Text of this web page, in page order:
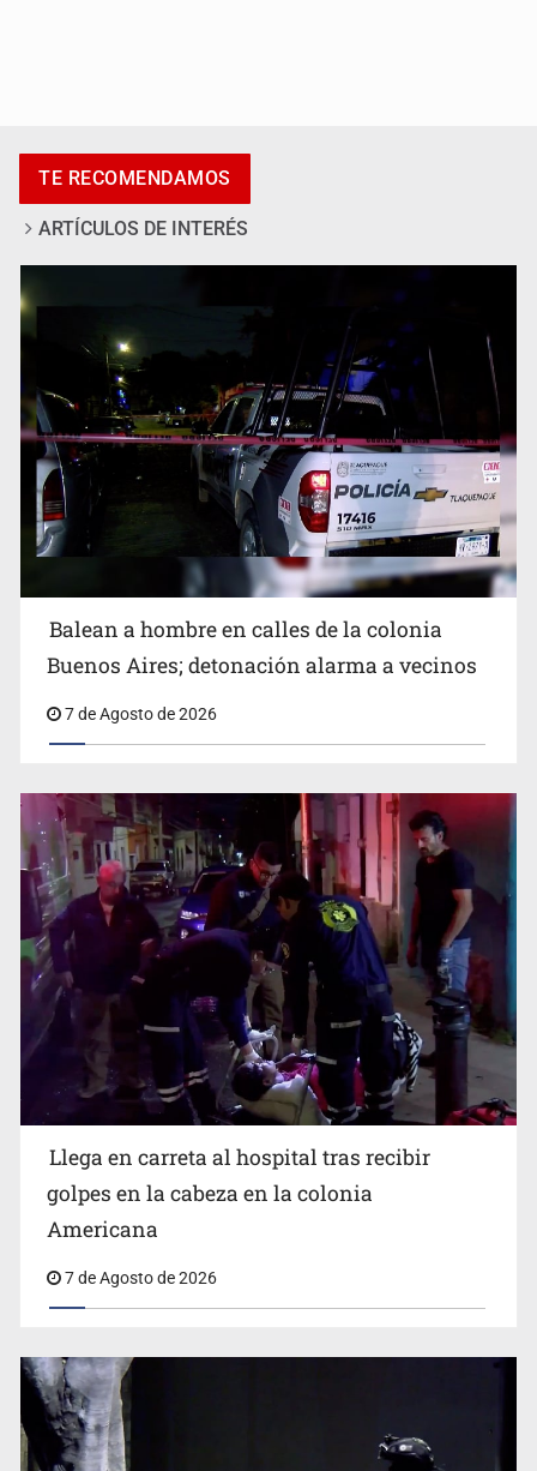
SCJN ordena al Congreso de Jalisco eliminar la
adopción simple
Cae ex mando por agresión a ex pareja y procesan a
agente por abuso a menor
Balean a hombre en calles de la colonia Buenos Aires;
detonación alarma a vecinos
TE RECOMENDAMOS
ARTÍCULOS DE INTERÉS
Balean a hombre en calles de la colonia
Buenos Aires; detonación alarma a vecinos
7 de Agosto de 2026
Llega en carreta al hospital tras recibir
golpes en la cabeza en la colonia
Americana
7 de Agosto de 2026